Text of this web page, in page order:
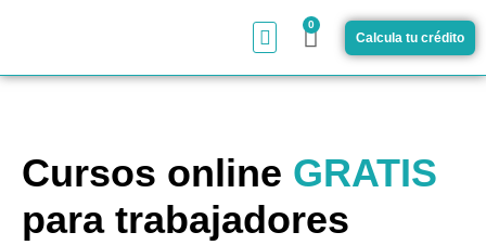
0
Calcula tu crédito
Cursos online GRATIS
para trabajadores